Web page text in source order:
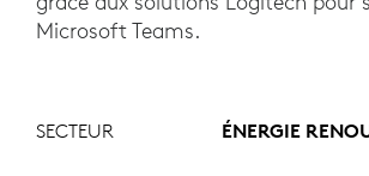
Microsoft Teams.
SECTEUR ÉNERGIE